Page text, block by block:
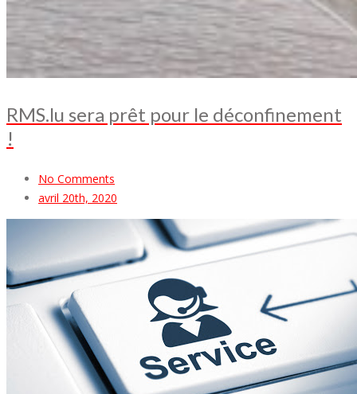
RMS.lu sera prêt pour le déconfinement
!
No Comments
avril 20th, 2020